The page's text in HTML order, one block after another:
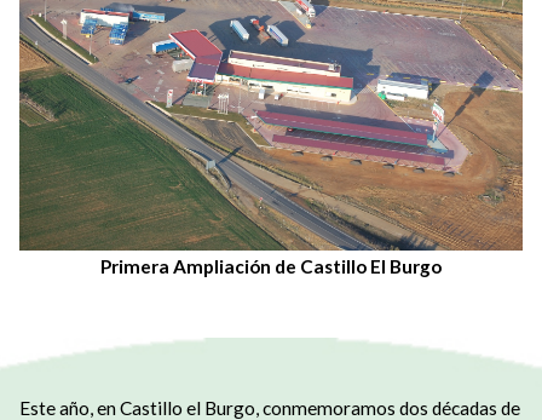
Primera Ampliación de Castillo El Burgo
Este año, en Castillo el Burgo, conmemoramos dos décadas de